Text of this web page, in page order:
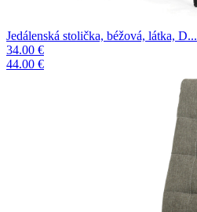
Jedálenská stolička, béžová, látka, D...
34.00 €
44.00 €